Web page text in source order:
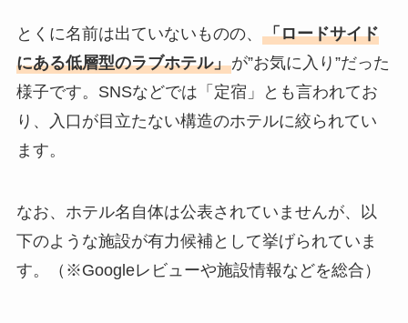
とくに名前は出ていないものの、 「ロードサイド
にある低層型のラブホテル」が”お気に入り”だった
様子です。SNSなどでは「定宿」とも言われてお
り、入口が目立たない構造のホテルに絞られてい
ます。
なお、ホテル名自体は公表されていませんが、以
下のような施設が有力候補として挙げられていま
す。（※Googleレビューや施設情報などを総合）